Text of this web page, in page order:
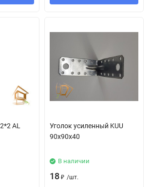
AL
Уголок усиленный KUU
90х90х40
В наличии
18 ₽ /шт.